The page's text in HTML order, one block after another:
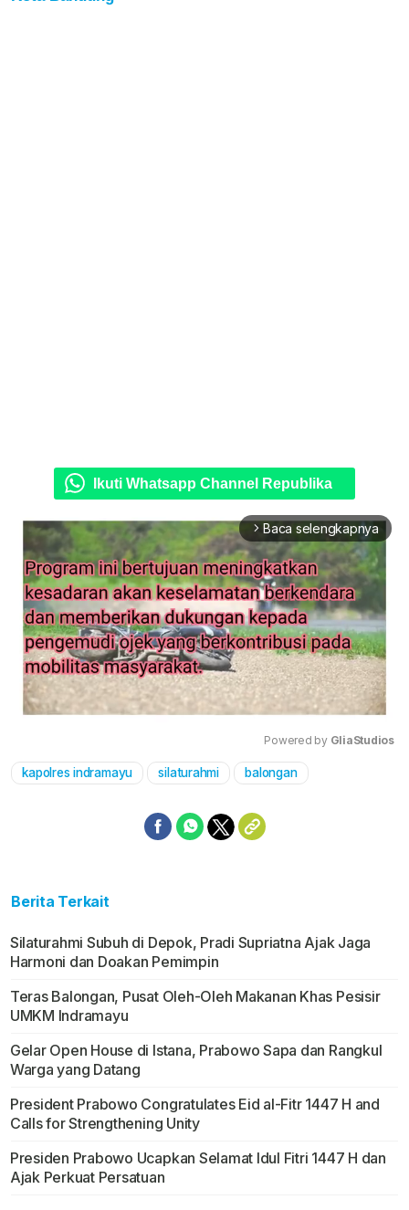
Ikuti Whatsapp Channel Republika
arrow_forward_ios Baca selengkapnya
Powered by GliaStudios
kapolres indramayu silaturahmi balongan
Berita Terkait
Silaturahmi Subuh di Depok, Pradi Supriatna Ajak Jaga
Harmoni dan Doakan Pemimpin
Teras Balongan, Pusat Oleh-Oleh Makanan Khas Pesisir
UMKM Indramayu
Gelar Open House di Istana, Prabowo Sapa dan Rangkul
Warga yang Datang
President Prabowo Congratulates Eid al-Fitr 1447 H and
Calls for Strengthening Unity
Presiden Prabowo Ucapkan Selamat Idul Fitri 1447 H dan
Ajak Perkuat Persatuan